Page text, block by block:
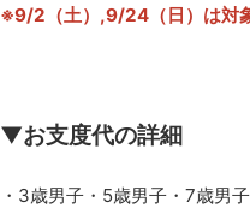
※9/2（土）,9/24（日）は対
▼お支度代の詳細
・3歳男子・5歳男子・7歳男